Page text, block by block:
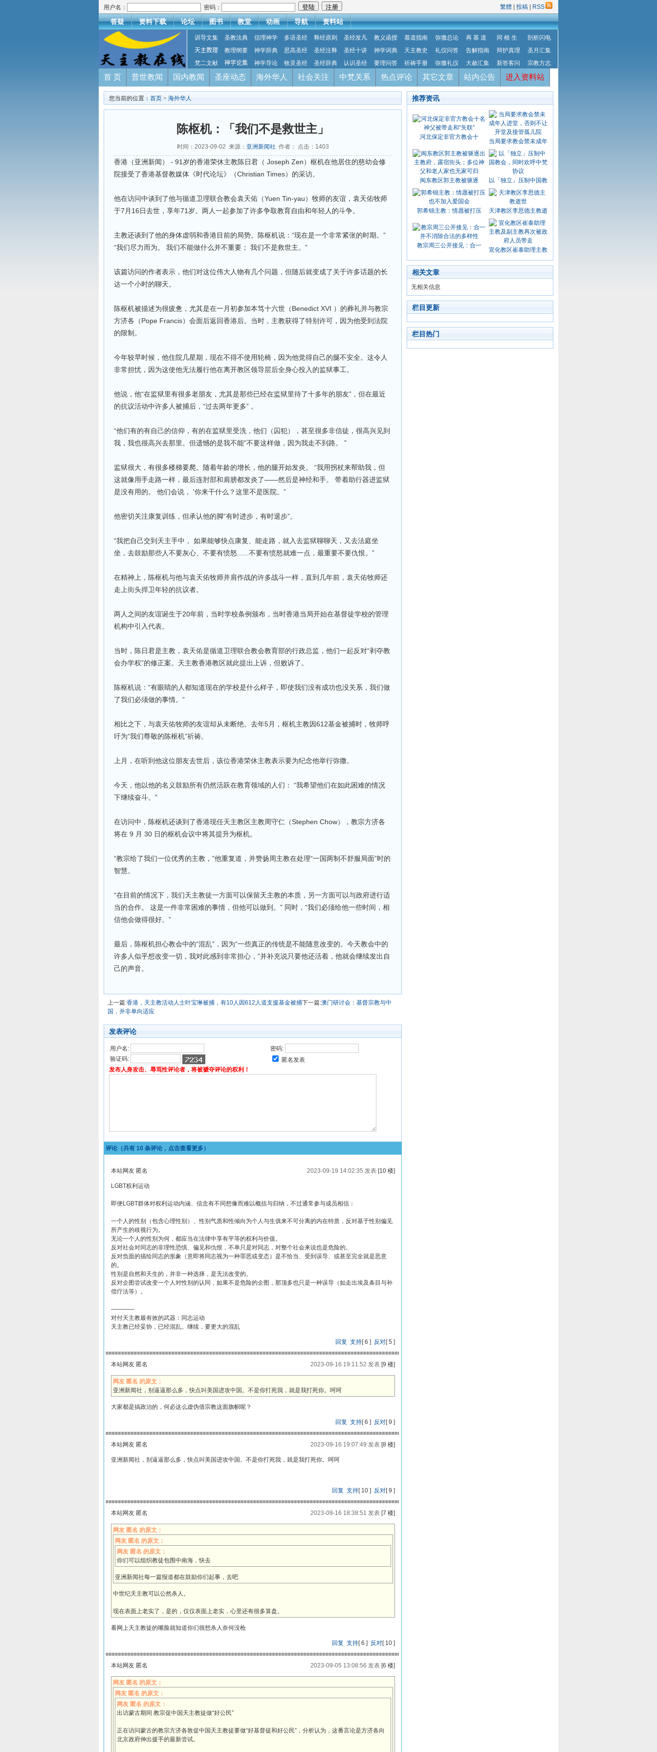
用户名： 密码： 繁體 投稿 RSS
答疑 资料下载 论坛 图书 教堂 动画 导航 资料站
训导文集 圣教法典 信理神学 多语圣经 释经原则 圣经发凡 教义函授 慕道指南 弥撒总论 再 慕 道 同 根 生
剖析闪电
天主教理
教理纲要 神学辞典 思高圣经 圣经注释 圣经十讲 神学词典 天主教史 礼仪问答 告解指南 辩护真理
圣月汇集
梵二文献
神学论集 神学导论 牧灵圣经 圣经辞典 认识圣经 要理问答 祈祷手册 弥撒礼仪 大赦汇集 新答客问 宗教方志
首 页 普世教闻 国内教闻 圣座动态 海外华人 社会关注 中梵关系 热点评论 其它文章 站内公告 进入资料站
您当前的位置： 首页 > 海外华人
陈枢机：「我们不是救世主」
时间：2023-09-02 来源： 亚洲新闻社 作者： 点击： 1403
香港（亚洲新闻） - 91岁的香港荣休主教陈日君（ Joseph Zen）枢机在他居住的慈幼会修
院接受了香港基督教媒体《时代论坛》（Christian Times）的采访。
他在访问中谈到了他与循道卫理联合教会袁天佑（Yuen Tin-yau）牧师的友谊，袁天佑牧师
于7月16日去世，享年71岁。两人一起参加了许多争取教育自由和年轻人的斗争。
主教还谈到了他的身体虚弱和香港目前的局势。陈枢机说：“现在是一个非常紧张的时期。”
“我们尽力而为。 我们不能做什么并不重要； 我们不是救世主。”
该篇访问的作者表示，他们对这位伟大人物有几个问题，但随后就变成了关于许多话题的长
达一个小时的聊天。
陈枢机被描述为很疲惫，尤其是在一月初参加本笃十六世（Benedict XVI ）的葬礼并与教宗
方济各（Pope Francis）会面后返回香港后。当时，主教获得了特别许可，因为他受到法院
的限制。
今年较早时候，他住院几星期，现在不得不使用轮椅，因为他觉得自己的腿不安全。这令人
非常担忧，因为这使他无法履行他在离开教区领导层后全身心投入的监狱事工。
他说，他“在监狱里有很多老朋友，尤其是那些已经在监狱里待了十多年的朋友”，但在最近
的抗议活动中许多人被捕后，“过去两年更多” 。
“他们有的有自己的信仰，有的在监狱里受洗，他们（囚犯），甚至很多非信徒，很高兴见到
我，我也很高兴去那里。但遗憾的是我不能”不要这样做，因为我走不到路。 ”
监狱很大，有很多楼梯要爬。随着年龄的增长，他的腿开始发炎。 “我用拐杖来帮助我，但
这就像用手走路一样，最后连肘部和肩膀都发炎了——然后是神经和手。 带着助行器进监狱
是没有用的。 他们会说， '你来干什么？这里不是医院。”
他密切关注康复训练，但承认他的脚“有时进步，有时退步”。
“我把自己交到天主手中， 如果能够快点康复、能走路，就入去监狱聊聊天，又去法庭坐
坐，去鼓励那些人不要灰心、不要有愤怒......不要有愤怒就难一点，最重要不要仇恨。”
在精神上，陈枢机与他与袁天佑牧师并肩作战的许多战斗一样，直到几年前，袁天佑牧师还
走上街头捍卫年轻的抗议者。
两人之间的友谊诞生于20年前，当时学校条例颁布，当时香港当局开始在基督徒学校的管理
机构中引入代表。
当时，陈日君是主教，袁天佑是循道卫理联合教会教育部的行政总监，他们一起反对“剥夺教
会办学权”的修正案。天主教香港教区就此提出上诉，但败诉了。
陈枢机说：“有眼睛的人都知道现在的学校是什么样子，即使我们没有成功也没关系，我们做
了我们必须做的事情。”
相比之下，与袁天佑牧师的友谊却从未断绝。去年5月，枢机主教因612基金被捕时，牧师呼
吁为“我们尊敬的陈枢机”祈祷。
上月，在听到他这位朋友去世后，该位香港荣休主教表示要为纪念他举行弥撒。
今天，他以他的名义鼓励所有仍然活跃在教育领域的人们： “我希望他们在如此困难的情况
下继续奋斗。”
在访问中，陈枢机还谈到了香港现任天主教区主教周守仁（Stephen Chow），教宗方济各
将在 9 月 30 日的枢机会议中将其提升为枢机。
“教宗给了我们一位优秀的主教，”他重复道，并赞扬周主教在处理“一国两制不舒服局面”时的
智慧。
“在目前的情况下，我们天主教徒一方面可以保留天主教的本质，另一方面可以与政府进行适
当的合作。 这是一件非常困难的事情，但他可以做到。” 同时，“我们必须给他一些时间，相
信他会做得很好。”
最后，陈枢机担心教会中的“混乱”，因为“一些真正的传统是不能随意改变的。今天教会中的
许多人似乎想改变一切，我对此感到非常担心，”并补充说只要他还活着，他就会继续发出自
己的声音。
上一篇:香港，天主教活动人士叶宝琳被捕，有10人因612人道支援基金被捕下一篇:澳门研讨会：基督宗教与中
国，并非单向适应
发表评论
用户名:
密码:
验证码:
匿名发表
发布人身攻击、辱骂性评论者，将被褫夺评论的权利！
评论（共有 10 条评论，点击查看更多）
本站网友 匿名 2023-09-19 14:02:35 发表[10 楼]
LGBT权利运动
即便LGBT群体对权利运动内涵、信念有不同想像而难以概括与归纳，不过通常参与成员相信：
一个人的性别（包含心理性别）、性别气质和性倾向为个人与生俱来不可分离的内在特质，反对基于性别偏见
所产生的歧视行为。
无论一个人的性别为何，都应当在法律中享有平等的权利与价值。
反对社会对同志的非理性恐惧、偏见和仇恨，不单只是对同志，对整个社会来说也是危险的。
反对负面的描绘同志的形象（意即将同志视为一种罪恶或变态）是不恰当、受到误导、或甚至完全就是恶意
的。
性别是自然和天生的，并非一种选择，是无法改变的。
反对企图尝试改变一个人对性别的认同，如果不是危险的企图，那顶多也只是一种误导（如走出埃及条目与补
偿疗法等）。
————
对付天主教最有效的武器：同志运动
天主教已经妥协，已经混乱。继续，要更大的混乱
回复 支持[6 ] 反对[5 ]
本站网友 匿名 2023-09-16 19:11:52 发表[9 楼]
网友 匿名 的原文：
亚洲新闻社，别逼逼那么多，快点叫美国进攻中国。不是你打死我，就是我打死你。呵呵
大家都是搞政治的，何必这么虚伪借宗教这面旗帜呢？
回复 支持[6 ] 反对[9 ]
本站网友 匿名 2023-09-16 19:07:49 发表[8 楼]
亚洲新闻社，别逼逼那么多，快点叫美国进攻中国。不是你打死我，就是我打死你。呵呵
回复 支持[10 ] 反对[9 ]
本站网友 匿名 2023-09-16 18:38:51 发表[7 楼]
网友 匿名 的原文：
网友 匿名 的原文：
网友 匿名 的原文：
你们可以组织教徒包围中南海，快去
亚洲新闻社每一篇报道都在鼓励你们起事，去吧
中世纪天主教可以公然杀人。
现在表面上老实了，是的，仅仅表面上老实，心里还有很多算盘。
看网上天主教徒的嘴脸就知道你们很想杀人奈何没枪
回复 支持[6 ] 反对[10 ]
本站网友 匿名 2023-09-05 13:08:56 发表[6 楼]
网友 匿名 的原文：
网友 匿名 的原文：
网友 匿名 的原文：
出访蒙古期间 教宗促中国天主教徒做“好公民”
正在访问蒙古的教宗方济各敦促中国天主教徒要做“好基督徒和好公民”，分析认为，这番言论是方济各向
北京政府伸出援手的最新尝试。
推荐资讯
河北保定非官方教会十
当局要求教会禁未成年
闽东教区郭主教被驱逐 以「独立」压制中国教
郭希锦主教：情愿被打压 天津教区李思德主教逝
教宗周三公开接见：合一
宣化教区崔泰助理主教
相关文章
无相关信息
栏目更新
栏目热门